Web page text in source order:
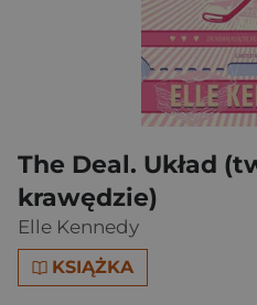
The Deal. Układ
krawędzie)
Elle Kennedy
KSIĄŻKA